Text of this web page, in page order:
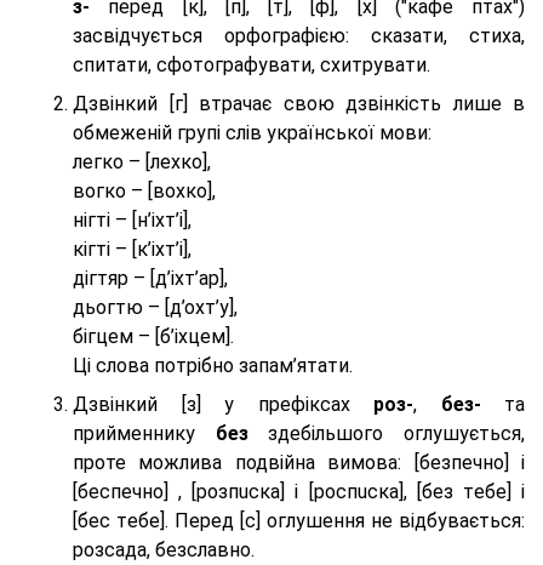
з- перед [к], [п], [т], [ф], [х] ("кафе птах")
засвідчується орфографією: сказати, стиха,
спитати, сфотографувати, схитрувати.
Дзвінкий [г] втрачає свою дзвінкість лише в
обмеженій групі слів української мови:
легко – [лехко],
вогко – [вохко],
нігті – [н’іхт’і],
кігті – [к’іхт’і],
дігтяр – [д’іхт’ар],
дьогтю – [д’охт’у],
бігцем – [б’іхцем].
Ці слова потрібно запам’ятати.
Дзвінкий [з] у префіксах роз-, без- та
прийменнику безздебільшого оглушується,
проте можлива подвійна вимова: [безпeчно] і
[беспeчно] , [розпuска] і [роспuска], [без тeбе] і
[бес тeбе]. Перед [с] оглушення не відбувається:
розсада, безславно.